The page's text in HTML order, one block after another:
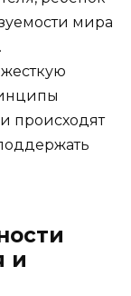
мира
происходят
и